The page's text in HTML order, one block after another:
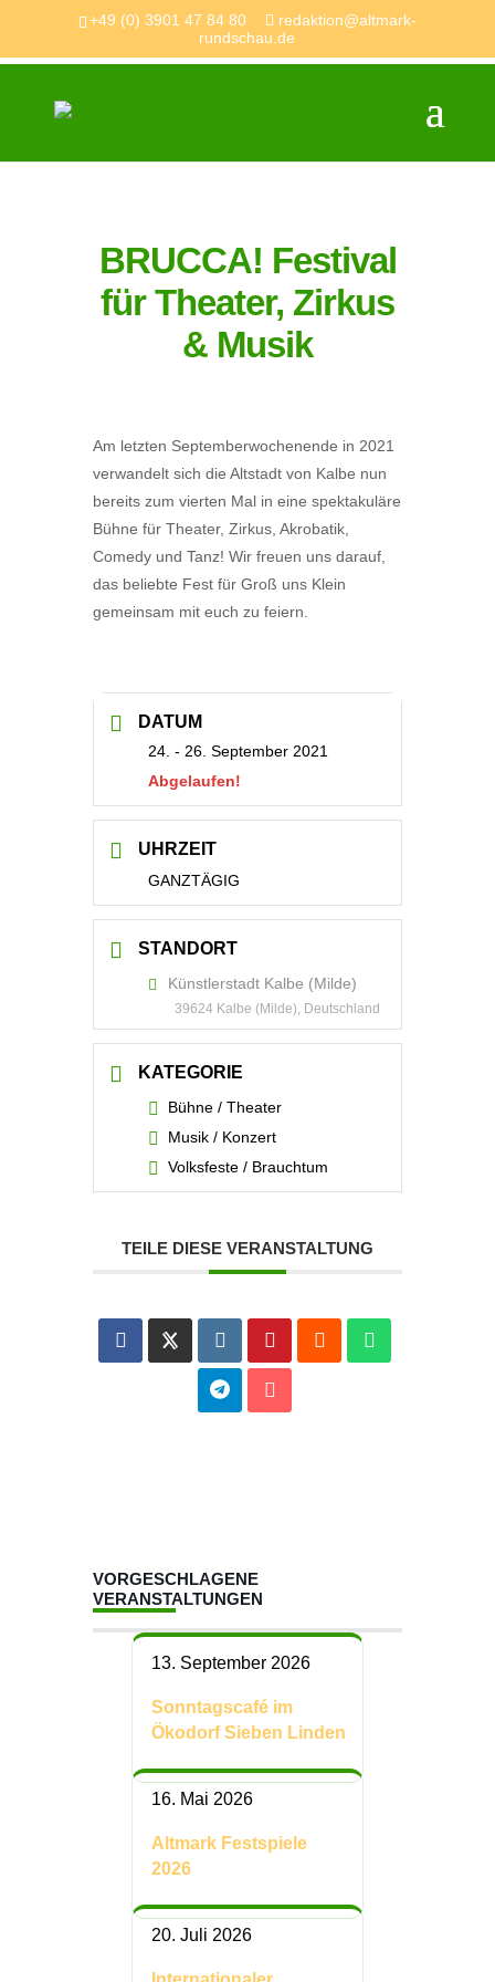
+49 (0) 3901 47 84 80
redaktion@altmark-
rundschau.de
BRUCCA! Festival
für Theater, Zirkus
& Musik
Am letzten Septemberwochenende in 2021
verwandelt sich die Altstadt von Kalbe nun
bereits zum vierten Mal in eine spektakuläre
Bühne für Theater, Zirkus, Akrobatik,
Comedy und Tanz! Wir freuen uns darauf,
das beliebte Fest für Groß uns Klein
gemeinsam mit euch zu feiern.
DATUM
24. - 26. September 2021
Abgelaufen!
UHRZEIT
GANZTÄGIG
STANDORT
Künstlerstadt Kalbe (Milde)
39624 Kalbe (Milde), Deutschland
KATEGORIE
Bühne / Theater
Musik / Konzert
Volksfeste / Brauchtum
TEILE DIESE VERANSTALTUNG
VORGESCHLAGENE
VERANSTALTUNGEN
13. September 2026
Sonntagscafé im
Ökodorf Sieben Linden
16. Mai 2026
Altmark Festspiele
2026
20. Juli 2026